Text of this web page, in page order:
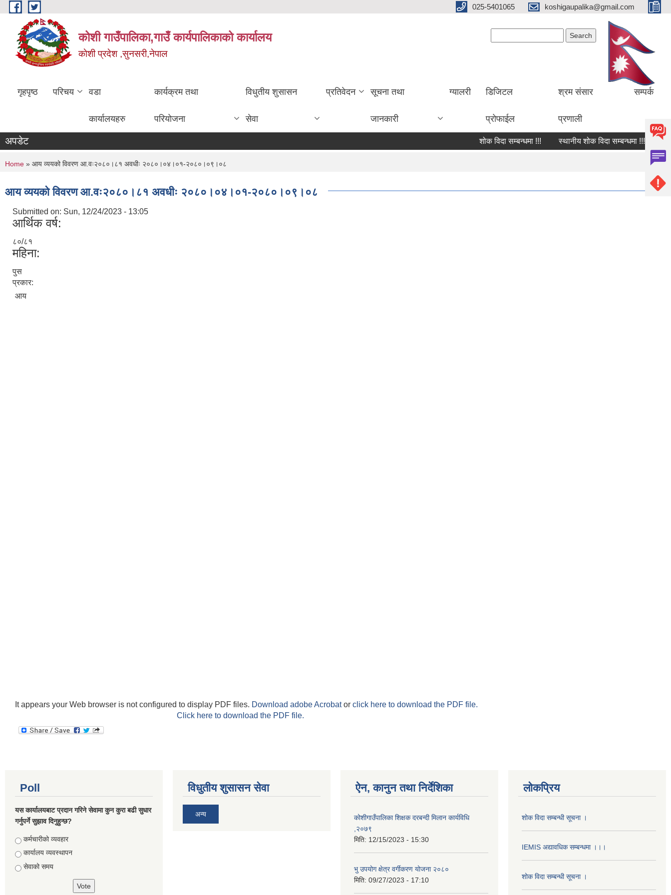
Skip to main content 025-5401065 koshigaupalika@gmail.com
कोशी गाउँपालिका,गाउँ कार्यपालिकाको कार्यालय
काेशी प्रदेश ,सुनसरी,नेपाल
गृहपृष्ठ परिचय वडा
कार्यालयहरु
कार्यक्रम तथा
परियोजना
विधुतीय शुसासन
सेवा
प्रतिवेदन सूचना तथा
जानकारी
ग्यालरी डिजिटल
प्रोफाईल
श्रम संसार
प्रणाली
सम्पर्क
अपडेट शोक विदा सम्बन्धमा !!! स्थानीय शोक विदा सम्बन्धमा !!! शोक
You are here
Home » आय व्ययको विवरण आ.वः२०८०।८१ अवधीः २०८०।०४।०१-२०८०।०९।०८
आय व्ययको विवरण आ.वः२०८०।८१ अवधीः २०८०।०४।०१-२०८०।०९।०८
Submitted on: Sun, 12/24/2023 - 13:05
आर्थिक वर्ष:
८०/८१
महिना:
पुस
प्रकार:
आय
It appears your Web browser is not configured to display PDF files. Download adobe Acrobator click here to download the PDF file.
Click here to download the PDF file.
Poll
यस कार्यालयबाट प्रदान गरिने सेवामा कुन कुरा बढी सुधार
गर्नुपर्ने सुझाव दिनुहुन्छ?
Choices
कर्मचारीको व्यवहार
कार्यालय व्यवस्थापन
सेवाको समय
विधुतीय शुसासन सेवा
अन्य
ऐन, कानुन तथा निर्देशिका
कोशीगाउँपालिका शिक्षक दरबन्दी मिलान कार्यविधि
,२०७९
मिति: 12/15/2023 - 15:30
भु उपयोग क्षेत्र वर्गीकरण योजना २०८०
मिति: 09/27/2023 - 17:10
लोकप्रिय
शोक विदा सम्बन्धी सूचना ।
IEMIS अद्यावधिक सम्बन्धमा ।।।
शोक विदा सम्बन्धी सूचना ।